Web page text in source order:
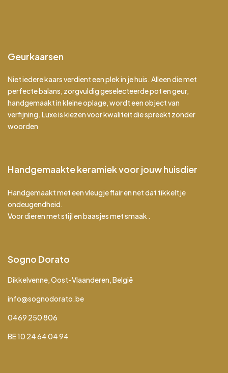
Geurkaarsen
Niet iedere kaars verdient een plek in je huis. Alleen die met
perfecte balans, zorgvuldig geselecteerde pot en geur,
handgemaakt in kleine oplage, wordt een object van
verfijning. Luxe is kiezen voor kwaliteit die spreekt zonder
woorden
Handgemaakte keramiek voor jouw huisdier
Handgemaakt met een vleugje flair en net dat tikkeltje
ondeugendheid.
Voor dieren met stijl en baasjes met smaak .
Sogno Dorato
Dikkelvenne, Oost-Vlaanderen, België
info@sognodorato.be
0469 250 806
BE 10 24 64 04 94